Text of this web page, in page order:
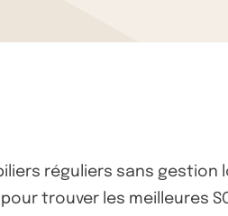
réguliers sans
trouver les meilleures